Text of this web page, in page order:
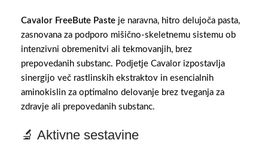
Cavalor FreeBute Paste je naravna, hitro delujoča pasta,
zasnovana za podporo mišično‑skeletnemu sistemu ob
intenzivni obremenitvi ali tekmovanjih, brez
prepovedanih substanc. Podjetje Cavalor izpostavlja
sinergijo več rastlinskih ekstraktov in esencialnih
aminokislin za optimalno delovanje brez tveganja za
zdravje ali prepovedanih substanc.
🔬 Aktivne sestavine